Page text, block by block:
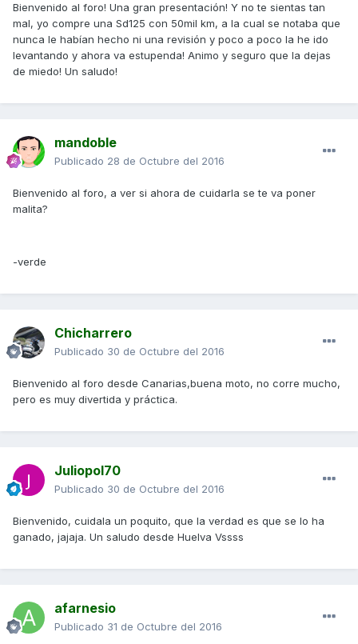
Bienvenido al foro! Una gran presentación! Y no te sientas tan
mal, yo compre una Sd125 con 50mil km, a la cual se notaba que
nunca le habían hecho ni una revisión y poco a poco la he ido
levantando y ahora va estupenda! Animo y seguro que la dejas
de miedo! Un saludo!
mandoble
Publicado 28 de Octubre del 2016
Bienvenido al foro, a ver si ahora de cuidarla se te va poner
malita?
-verde
Chicharrero
Publicado 30 de Octubre del 2016
Bienvenido al foro desde Canarias,buena moto, no corre mucho,
pero es muy divertida y práctica.
Juliopol70
Publicado 30 de Octubre del 2016
Bienvenido, cuidala un poquito, que la verdad es que se lo ha
ganado, jajaja. Un saludo desde Huelva Vssss
afarnesio
Publicado 31 de Octubre del 2016